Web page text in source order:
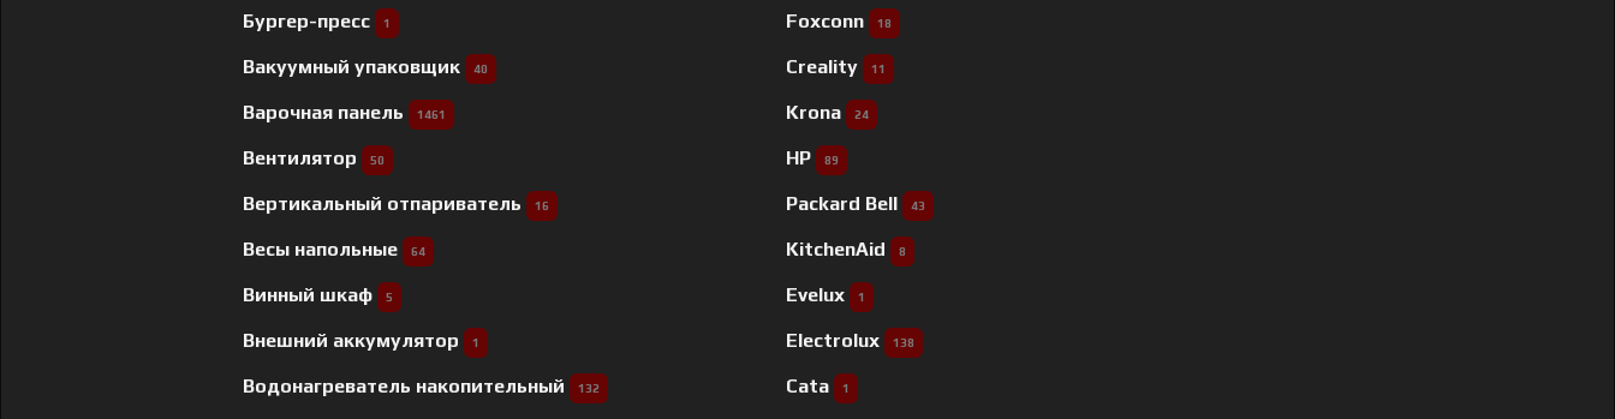
Бургер-пресс 1
Вакуумный упаковщик 40
Варочная панель 1461
Вентилятор 50
Вертикальный отпариватель 16
Весы напольные 64
Винный шкаф 5
Внешний аккумулятор 1
Водонагреватель накопительный 132
Foxconn 18
Creality 11
Krona 24
HP 89
Packard Bell 43
KitchenAid 8
Evelux 1
Electrolux 138
Cata 1